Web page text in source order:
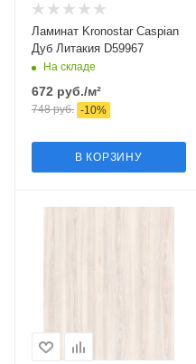
Ламинат Kronostar Caspian
Дуб Литакия D59967
На складе
672 руб./м²
748руб. -10%
В КОРЗИНУ